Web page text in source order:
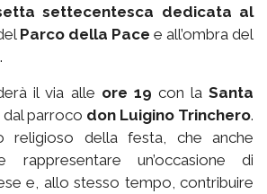
settecentesca dedicata al
Parco della Pace e all’ombra del
il via alle ore 19 con laSanta
parroco don Luigino Trinchero.
religioso della festa, che anche
rappresentare un’occasione di
e, allo stesso tempo, contribuire